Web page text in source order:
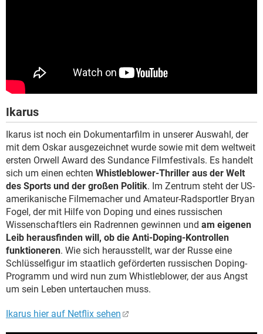
Ikarus
Ikarus ist noch ein Dokumentarfilm in unserer Auswahl, der
mit dem Oskar ausgezeichnet wurde sowie mit dem weltweit
ersten Orwell Award des Sundance Filmfestivals. Es handelt
sich um einen echten Whistleblower-Thriller aus der Welt
des Sports und der großen Politik. Im Zentrum steht der US-
amerikanische Filmemacher und Amateur-Radsportler Bryan
Fogel, der mit Hilfe von Doping und eines russischen
Wissenschaftlers ein Radrennen gewinnen und am eigenen
Leib herausfinden will, ob die Anti-Doping-Kontrollen
funktioneren. Wie sich herausstellt, war der Russe eine
Schlüsselfigur im staatlich geförderten russischen Doping-
Programm und wird nun zum Whistleblower, der aus Angst
um sein Leben untertauchen muss.
Ikarus hier auf Netflix sehen